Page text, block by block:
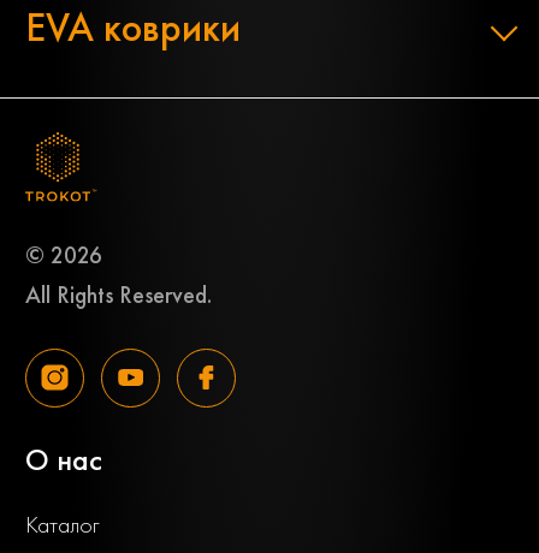
EVA коврики
© 2026
All Rights Reserved.
О нас
Каталог